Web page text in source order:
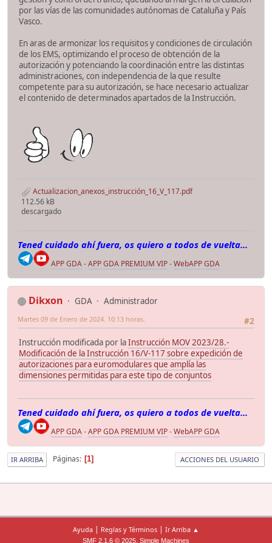
por las vías de las comunidades autónomas de Cataluña y País
Vasco.
En aras de armonizar los requisitos y condiciones de circulación
de los EMS, optimizando el proceso de obtención de la
autorización y potenciando la coordinación entre las distintas
administraciones, con independencia de la que resulte
competente para su autorización, se hace necesario actualizar
el contenido de determinados apartados de la Instrucción.
Actualizacion_anexos_instrucción_16_V_117.pdf
112.56 kB
descargado
Tened cuidado ahí fuera, os quiero a todos de vuelta...
APP GDA-APP GDA PREMIUM VIP-WebAPP GDA
Dikxon GDA
Administrador
#2
Martes 09 de Enero de 2024. 10:13 horas.
Instrucción modificada por laInstrucción MOV 2023/28.-
Modificación de la Instrucción 16/V-117 sobre expedición de
autorizaciones para euromodulares que amplía las
dimensiones permitidas para este tipo de conjuntos
Tened cuidado ahí fuera, os quiero a todos de vuelta...
APP GDA-APP GDA PREMIUM VIP-WebAPP GDA
IR ARRIBA Páginas 1 ACCIONES DEL USUARIO
Ayuda | Reglas y Términos | Ir Arriba ▲
SMF 2.1.6 © 2025, Simple Machines